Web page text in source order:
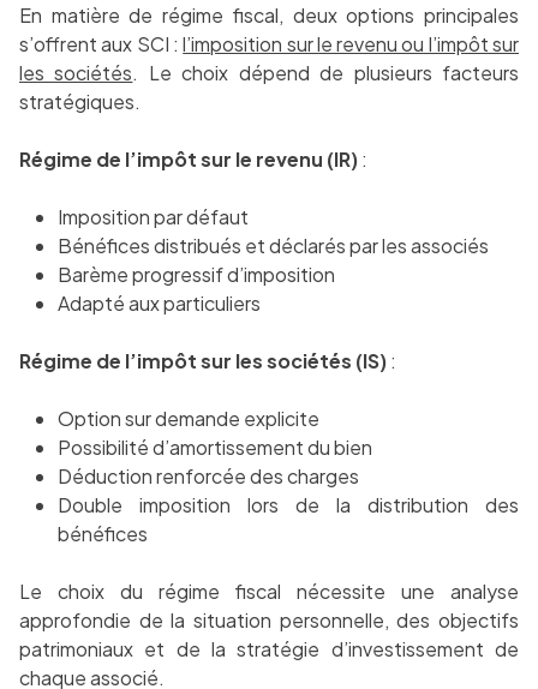
En matière de régime fiscal, deux options principales
s’offrent aux SCI :l’imposition sur le revenu ou l’impôt sur
les sociétés. Le choix dépend de plusieurs facteurs
stratégiques.
Régime de l’impôt sur le revenu (IR):
Imposition par défaut
Bénéfices distribués et déclarés par les associés
Barème progressif d’imposition
Adapté aux particuliers
Régime de l’impôt sur les sociétés (IS):
Option sur demande explicite
Possibilité d’amortissement du bien
Déduction renforcée des charges
Double imposition lors de la distribution des
bénéfices
Le choix du régime fiscal nécessite une analyse
approfondie de la situation personnelle, des objectifs
patrimoniaux et de la stratégie d’investissement de
chaque associé.